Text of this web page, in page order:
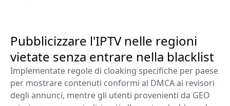
Pubblicizzare l'IPTV nelle regioni
vietate senza entrare nella blacklist
Implementate regole di cloaking specifiche per paese
per mostrare contenuti conformi al DMCA ai revisori
degli annunci, mentre gli utenti provenienti da GEO